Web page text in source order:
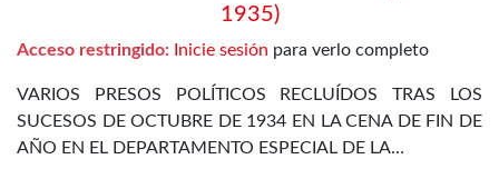
1935)
Acceso restringido: Inicie sesión para verlo completo
VARIOS PRESOS POLÍTICOS RECLUÍDOS TRAS LOS
SUCESOS DE OCTUBRE DE 1934 EN LA CENA DE FIN DE
AÑO EN EL DEPARTAMENTO ESPECIAL DE LA…